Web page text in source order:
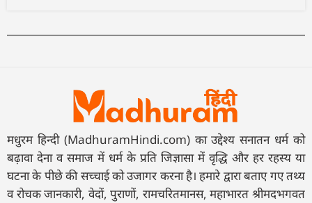
मधुरम हिन्दी (MadhuramHindi.com) का उद्देश्य सनातन धर्म को
बढ़ावा देना व समाज में धर्म के प्रति जिज्ञासा में वृद्धि और हर रहस्य या
घटना के पीछे की सच्चाई को उजागर करना है। हमारे द्वारा बताए गए तथ्य
व रोचक जानकारी, वेदों, पुराणों, रामचरितमानस, महाभारत श्रीमदभगवत